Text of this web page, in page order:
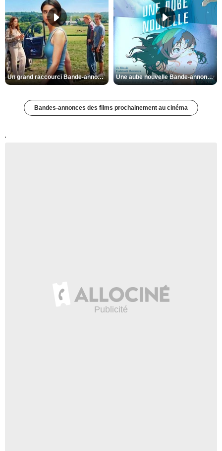
Un grand raccourci Bande-annonce VF Une aube nouvelle Bande-annonce VO STFR
Bandes-annonces des films prochainement au cinéma
'